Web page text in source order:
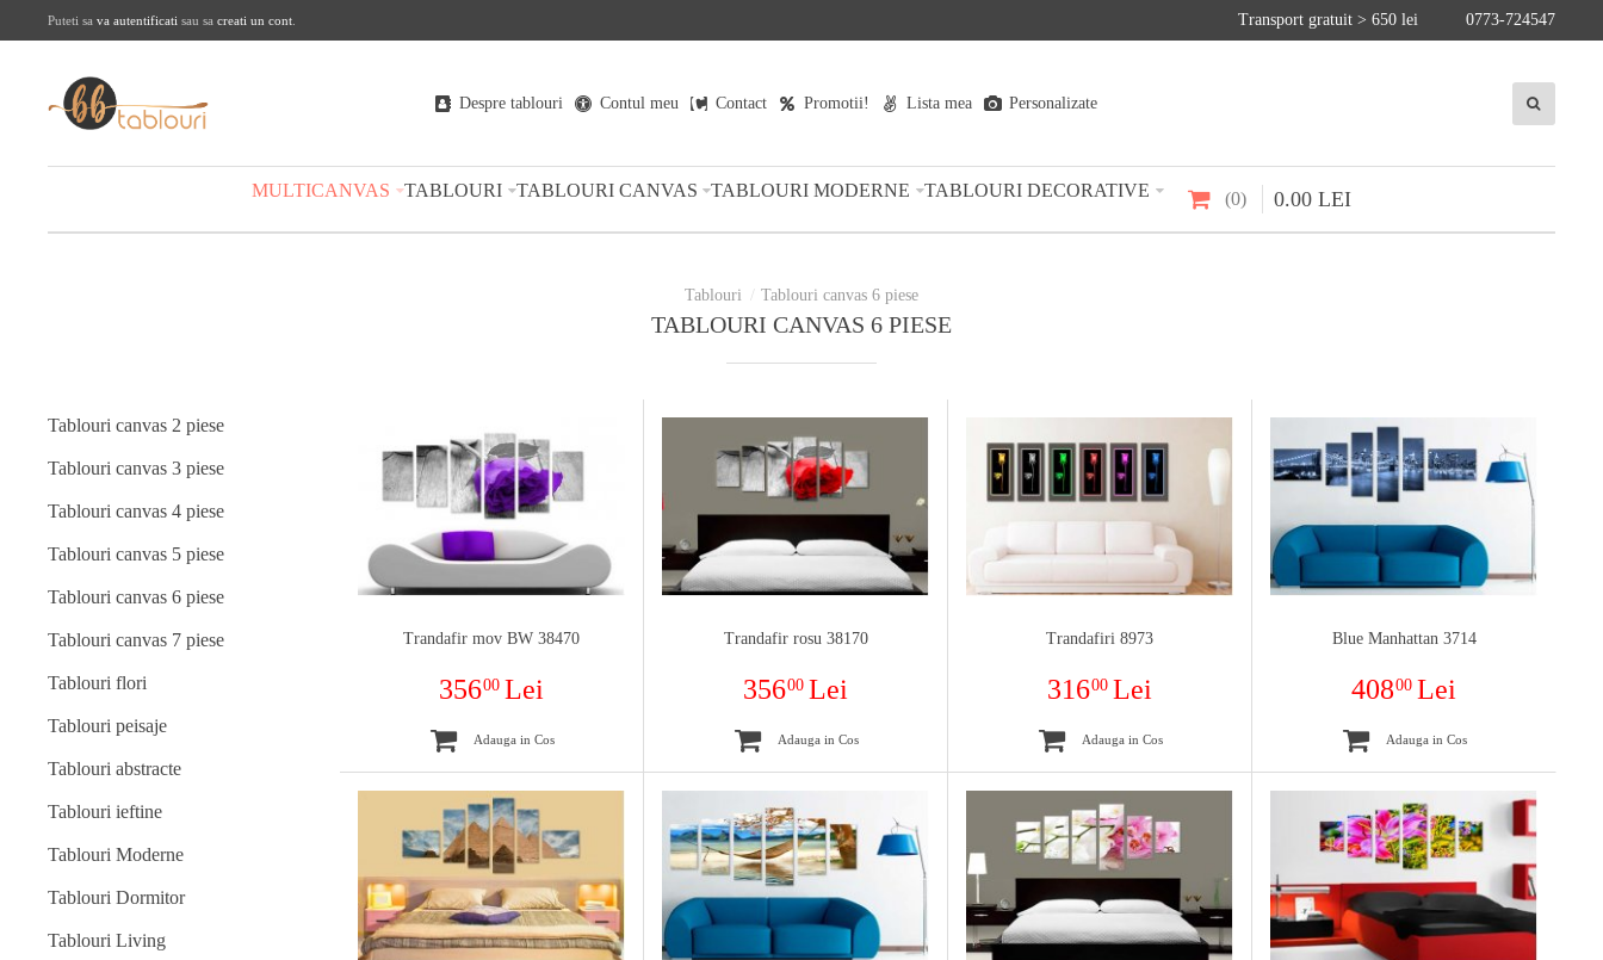
Puteti sa va autentificati sau sa creati un cont Transport gratuit > 650 lei 0773-724547
Despre tablouri Contul meu Contact Promotii! Lista mea Personalizate
MULTICANVAS TABLOURI TABLOURI CANVAS TABLOURI MODERNE TABLOURI DECORATIVE 0 0.00 LEI
Tablouri canvas 6 piese
TABLOURI CANVAS 6 PIESE
Trandafir mov BW 38470
35600 Lei
Adauga in Cos
Trandafir rosu 38170
35600 Lei
Adauga in Cos
Trandafiri 8973
31600 Lei
Adauga in Cos
Blue Manhattan 3714
40800 Lei
Adauga in Cos
Tablouri canvas 2 piese
Tablouri canvas 3 piese
Tablouri canvas 4 piese
Tablouri canvas 5 piese
Tablouri canvas 6 piese
Tablouri canvas 7 piese
Tablouri flori
Tablouri peisaje
Tablouri abstracte
Tablouri ieftine
Tablouri Moderne
Tablouri Dormitor
Tablouri Living